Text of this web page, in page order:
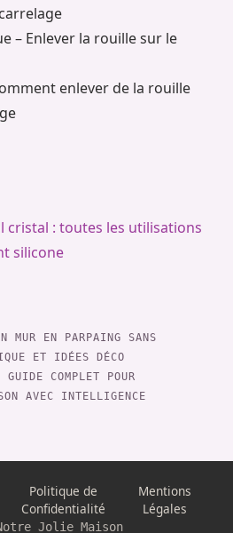
– Enlever la rouille sur le
enlever de la rouille
cristal : toutes les utilisations
silicone
MUR EN PARPAING SANS
ET IDÉES DÉCO
COMPLET POUR
AVEC INTELLIGENCE
Politique de
Confidentialité
Mentions
Légales
Jolie Maison